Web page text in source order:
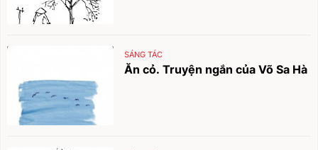
SÁNG TÁC
Ăn cỏ. Truyện ngắn của Võ Sa Hà